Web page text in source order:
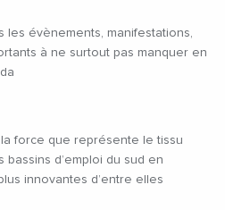
les évènements, manifestations,
à ne surtout pas manquer en
force que représente le tissu
d’emploi du sud en
innovantes d’entre elles